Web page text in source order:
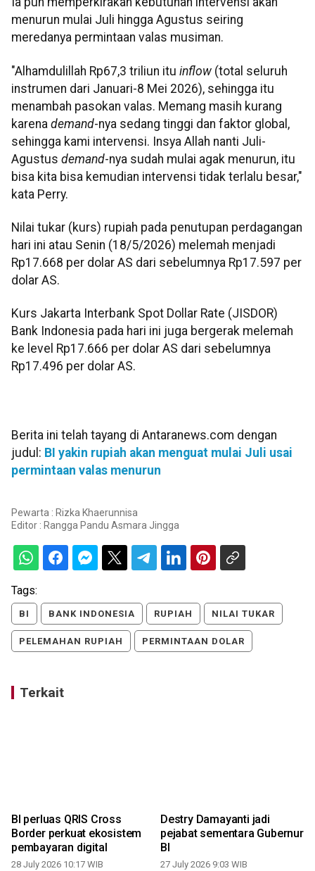
menurun mulai Juli hingga Agustus seiring
meredanya permintaan valas musiman.
"Alhamdulillah Rp67,3 triliun itu inflow (total seluruh
instrumen dari Januari-8 Mei 2026), sehingga itu
menambah pasokan valas. Memang masih kurang
karena demand-nya sedang tinggi dan faktor global,
sehingga kami intervensi. Insya Allah nanti Juli-
Agustus demand-nya sudah mulai agak menurun, itu
bisa kita bisa kemudian intervensi tidak terlalu besar,"
kata Perry.
Nilai tukar (kurs) rupiah pada penutupan perdagangan
hari ini atau Senin (18/5/2026) melemah menjadi
Rp17.668 per dolar AS dari sebelumnya Rp17.597 per
dolar AS.
Kurs Jakarta Interbank Spot Dollar Rate (JISDOR)
Bank Indonesia pada hari ini juga bergerak melemah
ke level Rp17.666 per dolar AS dari sebelumnya
Rp17.496 per dolar AS.
Berita ini telah tayang di Antaranews.com dengan
judul: BI yakin rupiah akan menguat mulai Juli usai
permintaan valas menurun
Pewarta : Rizka Khaerunnisa
Editor : Rangga Pandu Asmara Jingga
Tags:
BI BANK INDONESIA RUPIAH NILAI TUKAR
PELEMAHAN RUPIAH PERMINTAAN DOLAR
Terkait
BI perluas QRIS Cross
Border perkuat ekosistem
pembayaran digital
28 July 2026 10:17 WIB
Destry Damayanti jadi
pejabat sementara Gubernur
BI
27 July 2026 9:03 WIB